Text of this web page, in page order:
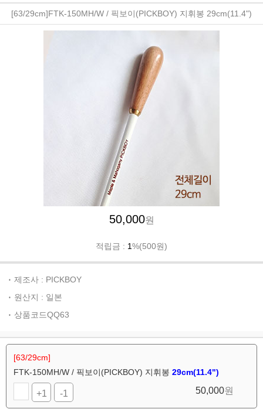
[63/29cm]FTK-150MH/W / 픽보이(PICKBOY) 지휘봉 29cm(11.4")
50,000원
적립금 : 1%(500원)
제조사 : PICKBOY
원산지 : 일본
상품코드QQ63
[63/29cm]
FTK-150MH/W / 픽보이(PICKBOY) 지휘봉 29cm(11.4")
+1 -1 50,000원